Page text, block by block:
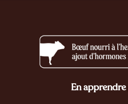
En apprendre